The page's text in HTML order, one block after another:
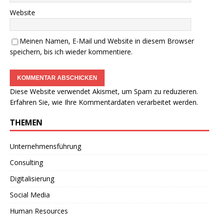
Website
Meinen Namen, E-Mail und Website in diesem Browser
speichern, bis ich wieder kommentiere.
Diese Website verwendet Akismet, um Spam zu reduzieren.
Erfahren Sie, wie Ihre Kommentardaten verarbeitet werden.
THEMEN
Unternehmensführung
Consulting
Digitalisierung
Social Media
Human Resources